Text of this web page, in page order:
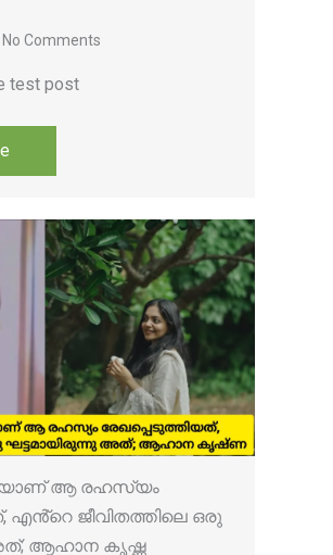
No Comments
test post
ആ രഹസ്യം
എൻ്റെ ജീവിതത്തിലെ ഒരു
ആഹാന കൃഷ്ണ